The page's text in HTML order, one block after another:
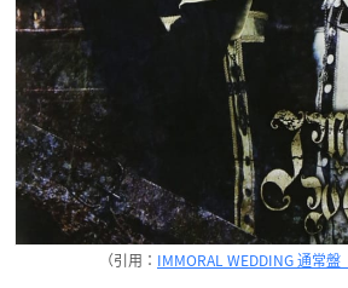
（引用： IMMORAL WEDDING 通常盤